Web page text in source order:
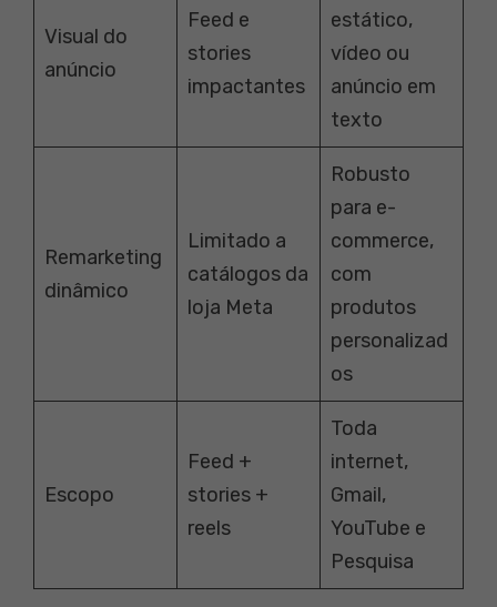
Visual do
anúncio
Feed e
stories
impactantes
estático,
vídeo ou
anúncio em
texto
Remarketing
dinâmico
Limitado a
catálogos da
loja Meta
Robusto
para e-
commerce,
com
produtos
personalizad
os
Escopo
Feed +
stories +
reels
Toda
internet,
Gmail,
YouTube e
Pesquisa